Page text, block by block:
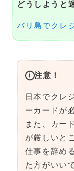
どうしようと
バリ島でクレ
注意！
日本でクレ
ーカードが
また、カー
が厳しいと
仕事を辞め
た方がいい